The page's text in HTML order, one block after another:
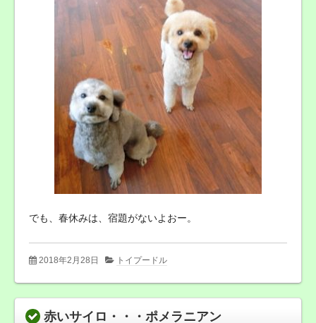
でも、春休みは、宿題がないよおー。
2018年2月28日 トイプードル
赤いサイロ・・・ポメラニアン